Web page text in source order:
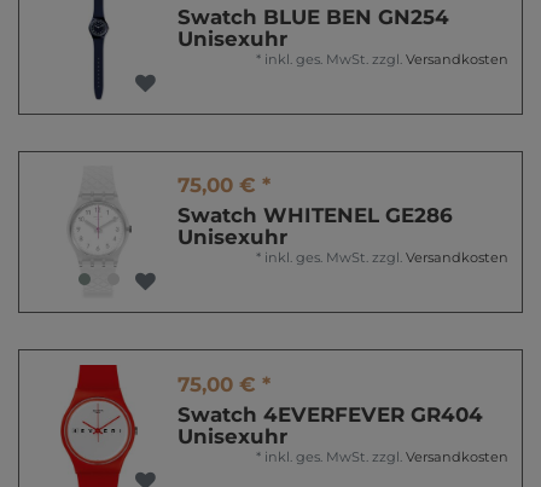
Swatch BLUE BEN GN254
Unisexuhr
* inkl. ges. MwSt. zzgl. Versandkosten
75,00 € *
Swatch WHITENEL GE286
Unisexuhr
* inkl. ges. MwSt. zzgl. Versandkosten
75,00 € *
Swatch 4EVERFEVER GR404
Unisexuhr
* inkl. ges. MwSt. zzgl. Versandkosten